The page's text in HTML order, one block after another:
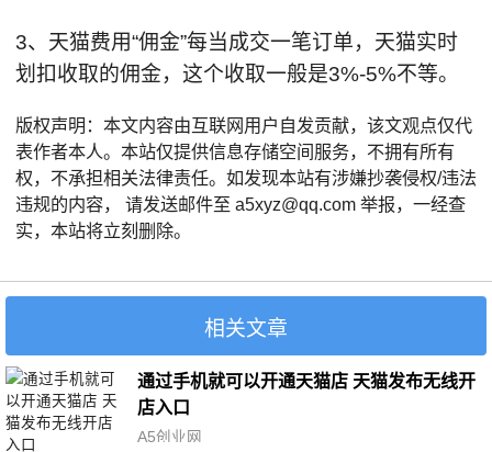
3、天猫费用“佣金”每当成交一笔订单，天猫实时
划扣收取的佣金，这个收取一般是3%-5%不等。
版权声明：本文内容由互联网用户自发贡献，该文观点仅代
表作者本人。本站仅提供信息存储空间服务，不拥有所有
权，不承担相关法律责任。如发现本站有涉嫌抄袭侵权/违法
违规的内容， 请发送邮件至 a5xyz@qq.com 举报，一经查
实，本站将立刻删除。
相关文章
通过手机就可以开通天猫店 天猫发布无线开
店入口
A5创业网